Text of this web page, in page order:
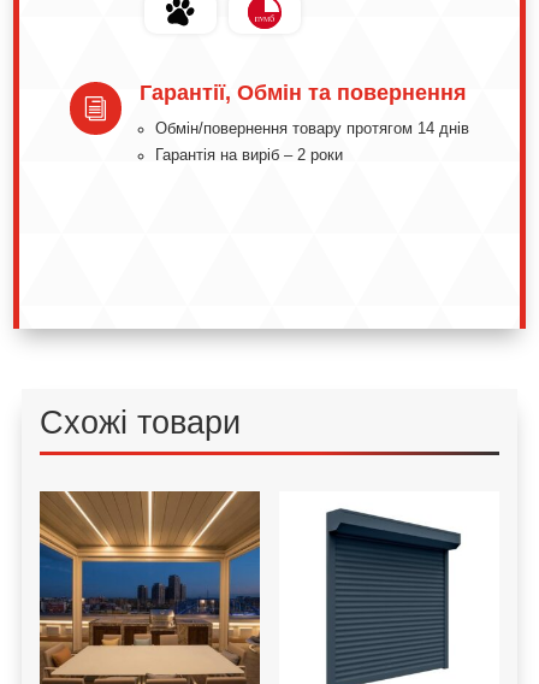
i
Гарантії, Обмін та повернення
Обмін/повернення товару протягом 14 днів
Гарантія на виріб – 2 роки
Схожі товари